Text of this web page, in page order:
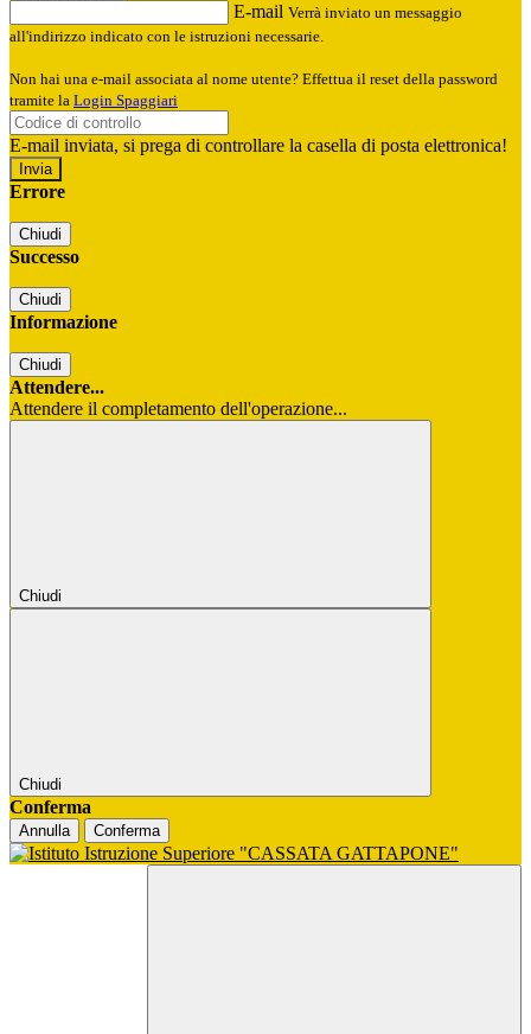
E-mail Verrà inviato un messaggio
all'indirizzo indicato con le istruzioni necessarie.
Non hai una e-mail associata al nome utente? Effettua il reset della password
tramite la Login Spaggiari
E-mail inviata, si prega di controllare la casella di posta elettronica!
Errore
Chiudi
Successo
Chiudi
Informazione
Chiudi
Attendere...
Attendere il completamento dell'operazione...
Chiudi
Chiudi
Conferma
Annulla Conferma